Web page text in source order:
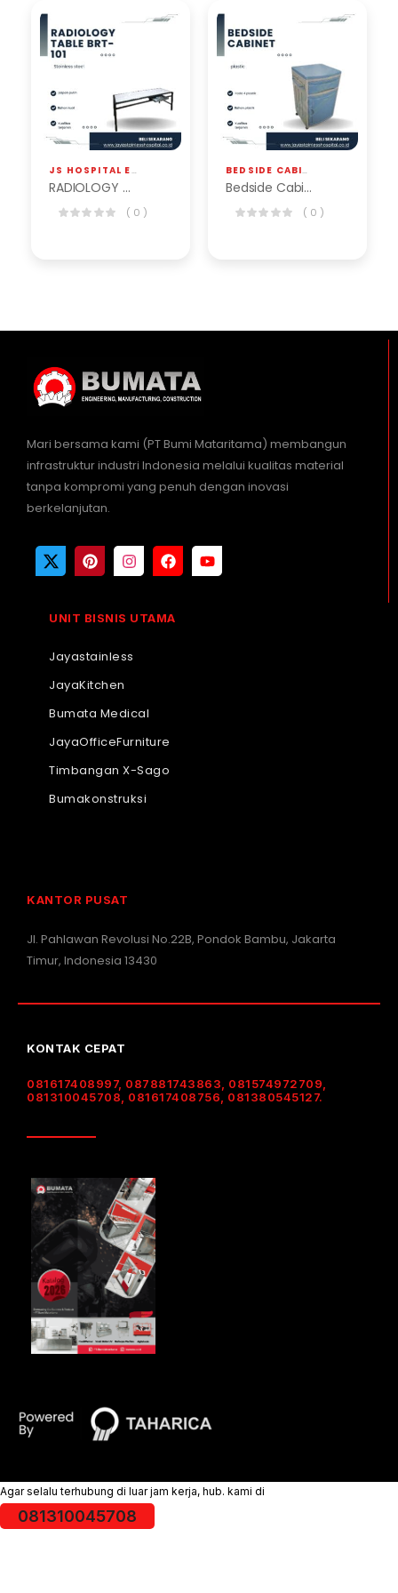
JS HOSPITAL EQP RADIOLOGI / X-RAY
RADIOLOGY TABLE BRT-101
( 0 )
BEDSIDE CABINET
Bedside Cabinet BSC-101-A
( 0 )
Mari bersama kami (PT Bumi Mataritama) membangun
infrastruktur industri Indonesia melalui kualitas material
tanpa kompromi yang penuh dengan inovasi
berkelanjutan.
UNIT BISNIS UTAMA
Jayastainless
JayaKitchen
Bumata Medical
JayaOfficeFurniture
Timbangan X-Sago
Bumakonstruksi
KANTOR PUSAT
Jl. Pahlawan Revolusi No.22B, Pondok Bambu, Jakarta
Timur, Indonesia 13430
KONTAK CEPAT
081617408997, 087881743863, 081574972709,
081310045708, 081617408756, 081380545127.
Agar selalu terhubung di luar jam kerja, hub. kami di
081310045708